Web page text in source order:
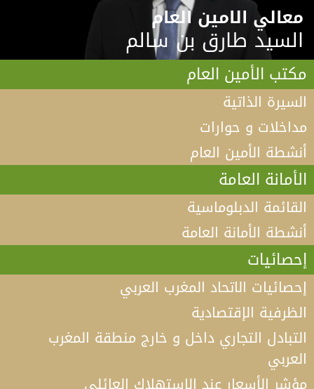
معالي الامين العام
السيد طارق بن سالم
مكتب الأمين العام
السيرة الذاتية
مداخلات و حوارات
أنشطة الأمين العام
الأمانة العامة
القائمة الدبلوماسية
أنشطة الأمانة العامة
إحصائيات
إحصائيات الاتحاد المغرب العربي
الظرفية الإقتصادية
التبادل التجاري داخل و خارج منطقة المغرب
العربي